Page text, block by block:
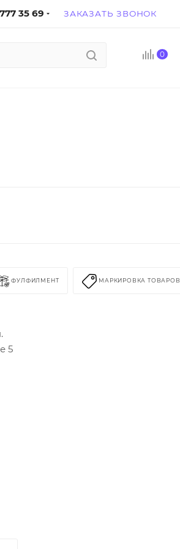
35 69 ЗАКАЗАТЬ ЗВОНОК
0
ФУЛФИЛМЕНТ МАРКИРОВКА ТОВАРОВ
5